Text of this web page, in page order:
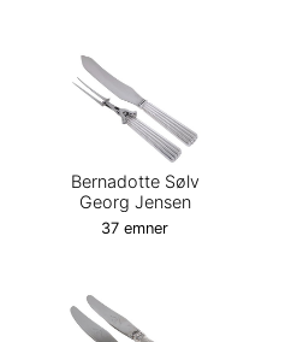
Bernadotte Sølv
Georg Jensen
37 emner